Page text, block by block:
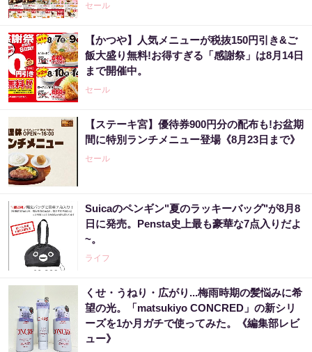
セール
【かつや】人気メニューが税抜150円引き&ご
飯大盛り無料!お得すぎる「感謝祭」は8月14日
まで開催中。
セール
【ステーキ宮】優待券900円分の配布も!お盆期
間に特別ランチメニュー登場《8月23日まで》
セール
Suicaのペンギン"夏のラッキーバッグ"が8月8
日に発売。Pensta史上最も豪華な7点入りだよ
~。
ライフ
くせ・うねり・広がり...梅雨時期の髪悩みに希
望の光。「matsukiyo CONCRED」の新シリ
ーズを1か月ガチで使ってみた。《編集部レビ
ュー》